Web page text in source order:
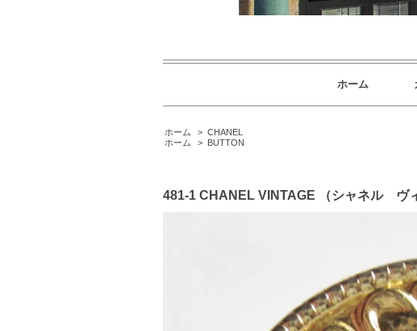
ホーム
ホーム > CHANEL
ホーム
> BUTTON
481-1 CHANEL VINTAGE （シャネル